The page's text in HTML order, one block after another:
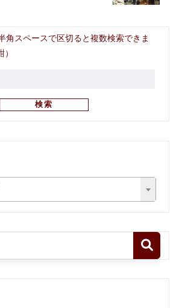
角スペースで区切ると複数検索できま
検索